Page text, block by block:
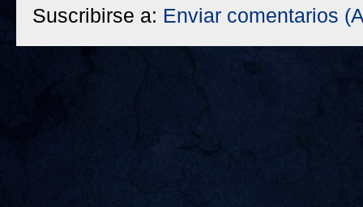
Suscribirse a: Enviar comentarios